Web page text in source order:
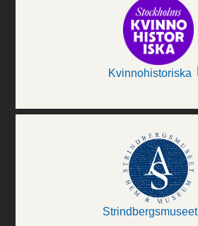
Kvinnohistoriska
Strindbergsmuseet